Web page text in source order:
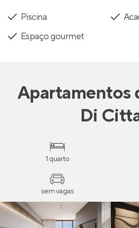
Piscina
Espaço gourmet
Apartamentos
Di
1 quarto
sem vagas